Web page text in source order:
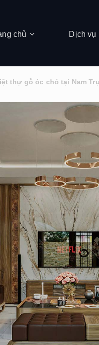
chủ Dịch vụ
thự gỗ óc chó tại Nam